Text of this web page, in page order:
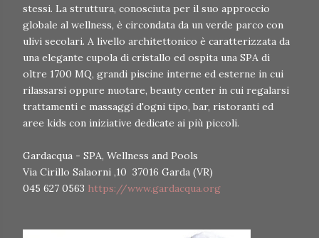
stessi. La struttura, conosciuta per il suo approccio
globale al wellness, è circondata da un verde parco con
ulivi secolari. A livello architettonico è caratterizzata da
una elegante cupola di cristallo ed ospita una SPA di
oltre 1700 MQ, grandi piscine interne ed esterne in cui
rilassarsi oppure nuotare, beauty center in cui regalarsi
trattamenti e massaggi d'ogni tipo, bar, ristoranti ed
aree kids con iniziative dedicate ai più piccoli.
Gardacqua - SPA, Wellness and Pools
Via Cirillo Salaorni ,10 37016 Garda (VR)
045 627 0563 https://www.gardacqua.org